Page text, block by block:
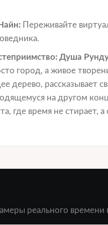
Переживайте
Душа
город, а живое
дерево,
на другом
где время не стирает, а
реального